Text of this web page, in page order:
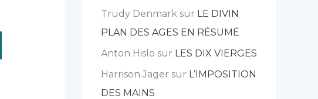
Trudy Denmark sur LE DIVIN
PLAN DES AGES EN RÉSUMÉ
Anton Hislo sur LES DIX VIERGES
Harrison Jager sur L’IMPOSITION
DES MAINS